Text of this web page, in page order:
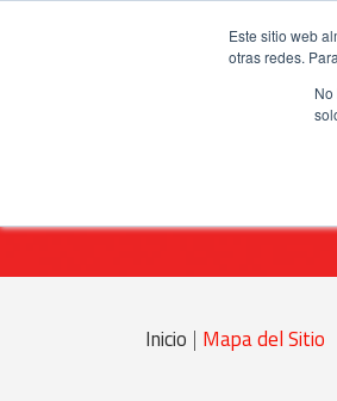
Este sitio web
otras redes.
Inicio | Mapa del Sitio